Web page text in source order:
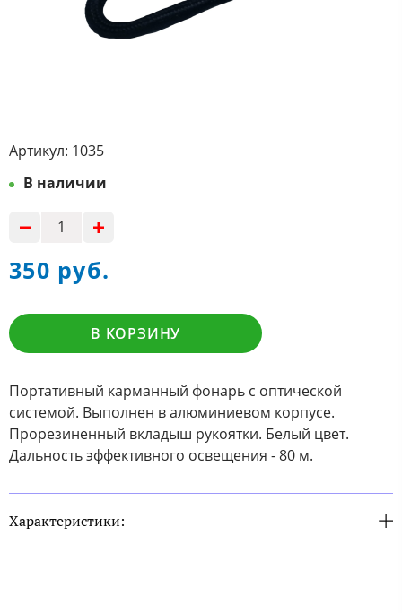
Артикул: 1035
В наличии
350 руб.
В КОРЗИНУ
Портативный карманный фонарь с оптической
системой. Выполнен в алюминиевом корпусе.
Прорезиненный вкладыш рукоятки. Белый цвет.
Дальность эффективного освещения - 80 м.
Характеристики: